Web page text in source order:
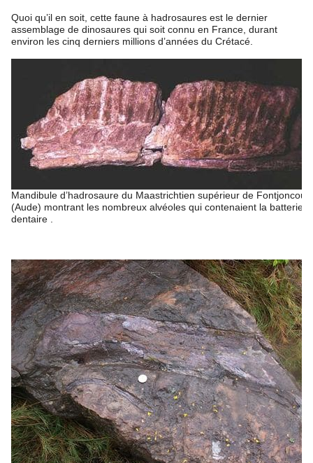
Quoi qu’il en soit, cette faune à hadrosaures est le dernier
assemblage de dinosaures qui soit connu en France, durant
environ les cinq derniers millions d’années du Crétacé.
Mandibule d’hadrosaure du Maastrichtien supérieur de
(Aude) montrant les nombreux alvéoles qui contenaient la batterie
dentaire .